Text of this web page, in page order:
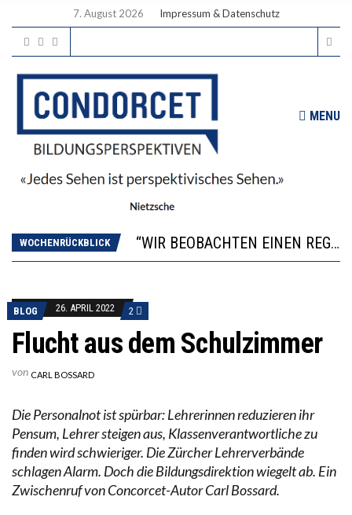
7. August 2026 Impressum & Datenschutz
MENU
WOCHENRÜCKBLICK
DIE VERSTÄRKTE HARMONISIERUNG IM SCHULWESEN VERRINGERT DAS INNOVATIONSPOTENZIAL
2’529 UNTERSCHRIFTEN FÜR «KEINE DIGITALEN GERÄTE IN DEN ERSTEN VIER PRIMARSCHULJAHREN» EINGEREICHT
BLOG 26. APRIL 2022 2
Flucht aus dem Schulzimmer
von CARL BOSSARD
Die Personalnot ist spürbar: Lehrerinnen reduzieren ihr
Pensum, Lehrer steigen aus, Klassenverantwortliche zu
finden wird schwieriger. Die Zürcher Lehrerverbände
schlagen Alarm. Doch die Bildungsdirektion wiegelt ab. Ein
Zwischenruf von Concorcet-Autor Carl Bossard.